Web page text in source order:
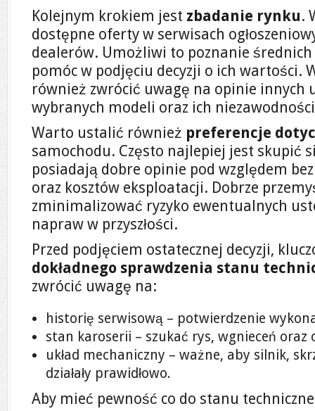
Kolejnym krokiem jest zbadanie rynku.
dostępne oferty w serwisach
dealerów. Umożliwi to poznanie średnich
pomóc w podjęciu decyzji o ich wartości.
również zwrócić uwagę na opinie innych
wybranych modeli oraz ich
Warto ustalić również preferencje
samochodu. Często najlepiej jest skupić
posiadają dobre opinie pod względem
oraz kosztów eksploatacji. Dobrze
zminimalizować ryzyko ewentualnych
napraw w przyszłości.
Przed podjęciem ostatecznej decyzji,
dokładnego sprawdzenia stanu
zwrócić uwagę na:
historię serwisową – potwierdzenie
stan karoserii – szukać rys, wgnieceń oraz
układ mechaniczny – ważne, aby silnik,
działały prawidłowo.
Aby mieć pewność co do stanu